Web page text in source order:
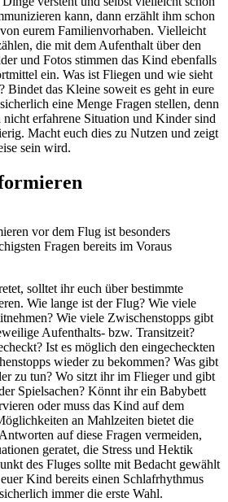
kann, dann erzählt ihm schon
eurem Familienvorhaben. Vielleicht
die mit dem Aufenthalt über den
und Fotos stimmen das Kind ebenfalls
ein. Was ist Fliegen und wie sieht
Bindet das Kleine soweit es geht in eure
eine Menge Fragen stellen, denn
nicht erfahrene Situation und Kinder sind
Macht euch dies zu Nutzen und zeigt
sein wird.
vor dem Flug ist besonders
Fragen bereits im Voraus
solltet ihr euch über bestimmte
Wie lange ist der Flug? Wie viele
Wie viele Zwischenstopps gibt
Aufenthalts- bzw. Transitzeit?
Ist es möglich den eingecheckten
wieder zu bekommen? Was gibt
zu tun? Wo sitzt ihr im Flieger und gibt
Spielsachen? Könnt ihr ein Babybett
oder muss das Kind auf dem
an Mahlzeiten bietet die
auf diese Fragen vermeiden,
geratet, die Stress und Hektik
des Fluges sollte mit Bedacht gewählt
Kind bereits einen Schlafrhythmus
immer die erste Wahl.